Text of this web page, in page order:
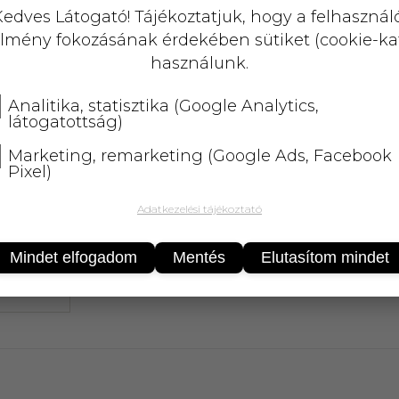
25 000 Ft felett 5 kg-ig
Látogató! Tájékoztatjuk, hogy a
fokozásának érdekében sütiket (cookie-
használunk.
Analitika, statisztika (Google Analytics,
látogatottság)
Marketing, remarketing (Google Ads, Facebook
Pixel)
Adatkezelési tájékoztató
Mindet elfogadom Mentés Elutasítom mindet